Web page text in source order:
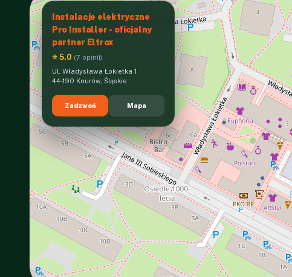
Instalacje elektryczne
Pro Installer - oficjalny
partner Eltrox
⭐ 5.0 (7 opinii)
Ul. Władysława Łokietka 1
44-190 Knurów, Śląskie
Zadzwoń Mapa